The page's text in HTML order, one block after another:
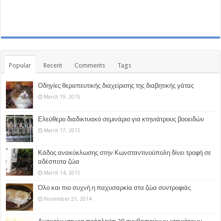
Popular Recent Comments Tags
Οδηγίες θεραπευτικής διαχείρισης της διαβητικής γάτας
March 19, 2015
Ελεύθερο διαδικτυακό σεμινάριο για κτηνιάτρους βοοειδών
March 17, 2015
Κάδος ανακύκλωσης στην Κωνσταντινούπολη δίνει τροφή σε
αδέσποτα ζώα
March 14, 2015
Όλο και πιο συχνή η παχυσαρκία στα ζώα συντροφιάς
November 21, 2014